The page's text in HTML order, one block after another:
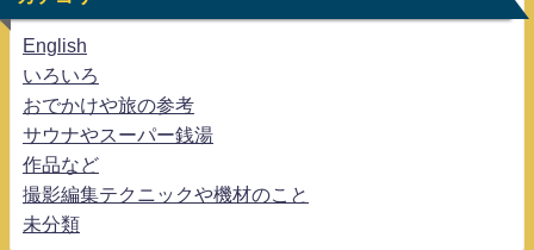
English
いろいろ
おでかけや旅の参考
サウナやスーパー銭湯
作品など
撮影編集テクニックや機材のこと
未分類